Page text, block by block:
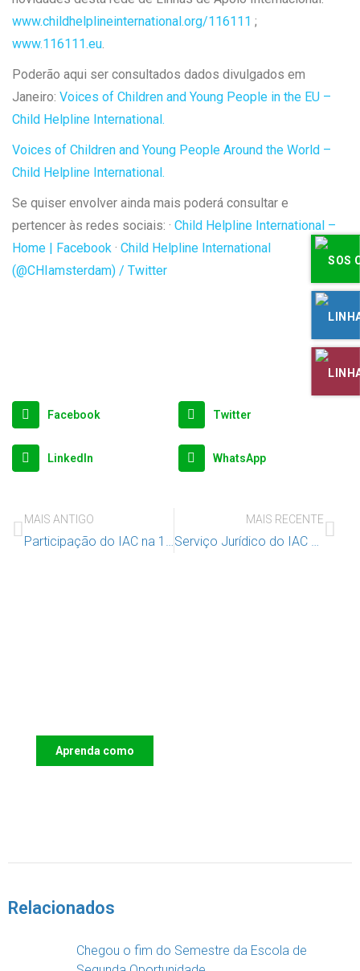
www.childhelplineinternational.org/116111 ;
www.116111.eu.
Poderão aqui ser consultados dados divulgados em
Janeiro: Voices of Children and Young People in the EU –
Child Helpline International.
Voices of Children and Young People Around the World –
Child Helpline International.
Se quiser envolver ainda mais poderá consultar e
pertencer às redes sociais: · Child Helpline International –
Home | Facebook · Child Helpline International
(@CHIamsterdam) / Twitter
Facebook Twitter
LinkedIn WhatsApp
MAIS ANTIGO MAIS RECENTE
Aprenda como
Relacionados
Chegou o fim do Semestre da Escola de